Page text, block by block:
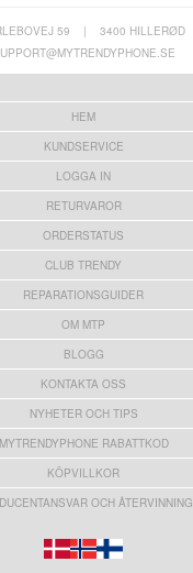
59 | 3400 HILLERØD
HEM
KUNDSERVICE
LOGGA IN
RETURVAROR
ORDERSTATUS
CLUB TRENDY
REPARATIONSGUIDER
OM MTP
BLOGG
KONTAKTA OSS
NYHETER OCH TIPS
MYTRENDYPHONE RABATTKOD
KÖPVILLKOR
OCH ÅTERVINNING